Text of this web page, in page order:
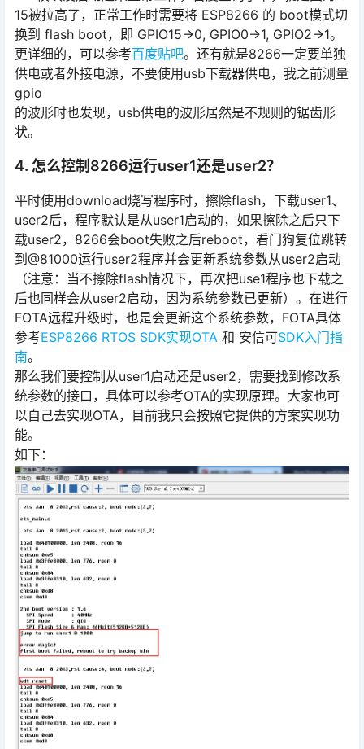
15被拉高了，正常工作时需要将 ESP8266 的 boot模式切
换到 flash boot，即 GPIO15→0, GPIO0→1, GPIO2→1。
更详细的，可以参考百度贴吧。还有就是8266一定要单独
供电或者外接电源，不要使用usb下载器供电，我之前测量
gpio
的波形时也发现，usb供电的波形居然是不规则的锯齿形
状。
4. 怎么控制8266运行user1还是user2？
平时使用download烧写程序时，擦除flash，下载user1、
user2后，程序默认是从user1启动的，如果擦除之后只下
载user2，8266会boot失败之后reboot，看门狗复位跳转
到@81000运行user2程序并会更新系统参数从user2启动
（注意：当不擦除flash情况下，再次把use1程序也下载之
后也同样会从user2启动，因为系统参数已更新）。在进行
FOTA远程升级时，也是会更新这个系统参数，FOTA具体
参考ESP8266 RTOS SDK实现OTA 和 安信可SDK入门指
南。
那么我们要控制从user1启动还是user2，需要找到修改系
统参数的接口，具体可以参考OTA的实现原理。大家也可
以自己去实现OTA，目前我只会按照它提供的方案实现功
能。
如下：